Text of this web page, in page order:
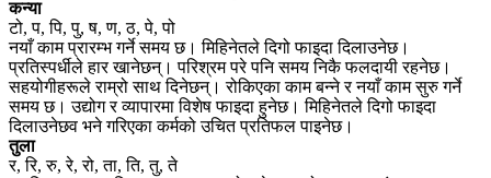
कन्या
टो, प, पि, पु, ष, ण, ठ, पे, पो
नयाँ काम प्रारम्भ गर्ने समय छ। मिहिनेतले दिगो फाइदा दिलाउनेछ।
प्रतिस्पर्धीले हार खानेछन्। परिश्रम परे पनि समय निकै फलदायी रहनेछ।
सहयोगीहरूले राम्रो साथ दिनेछन्। रोकिएका काम बन्ने र नयाँ काम सुरु गर्ने
समय छ। उद्योग र व्यापारमा विशेष फाइदा हुनेछ। मिहिनेतले दिगो फाइदा
दिलाउनेछव भने गरिएका कर्मको उचित प्रतिफल पाइनेछ।
तुला
र, रि, रु, रे, रो, ता, ति, तु, ते